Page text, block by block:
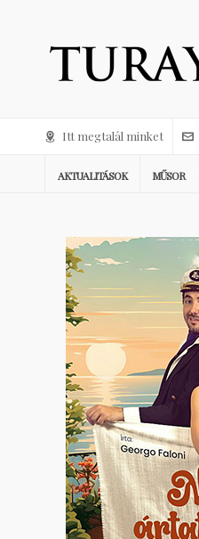
Itt megtalál minket
AKTUALITÁSOK MŰSOR